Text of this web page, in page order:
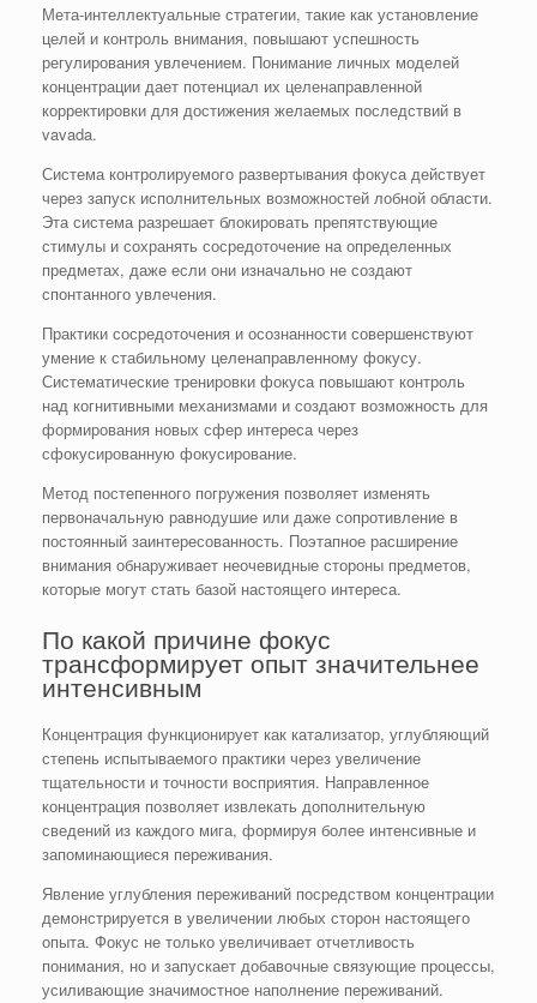
Мета-интеллектуальные стратегии, такие как установление
целей и контроль внимания, повышают успешность
регулирования увлечением. Понимание личных моделей
концентрации дает потенциал их целенаправленной
корректировки для достижения желаемых последствий в
vavada.
Система контролируемого развертывания фокуса действует
через запуск исполнительных возможностей лобной области.
Эта система разрешает блокировать препятствующие
стимулы и сохранять сосредоточение на определенных
предметах, даже если они изначально не создают
спонтанного увлечения.
Практики сосредоточения и осознанности совершенствуют
умение к стабильному целенаправленному фокусу.
Систематические тренировки фокуса повышают контроль
над когнитивными механизмами и создают возможность для
формирования новых сфер интереса через
сфокусированную фокусирование.
Метод постепенного погружения позволяет изменять
первоначальную равнодушие или даже сопротивление в
постоянный заинтересованность. Поэтапное расширение
внимания обнаруживает неочевидные стороны предметов,
которые могут стать базой настоящего интереса.
По какой причине фокус
трансформирует опыт значительнее
интенсивным
Концентрация функционирует как катализатор, углубляющий
степень испытываемого практики через увеличение
тщательности и точности восприятия. Направленное
концентрация позволяет извлекать дополнительную
сведений из каждого мига, формируя более интенсивные и
запоминающиеся переживания.
Явление углубления переживаний посредством концентрации
демонстрируется в увеличении любых сторон настоящего
опыта. Фокус не только увеличивает отчетливость
понимания, но и запускает добавочные связующие процессы,
усиливающие значимостное наполнение переживаний.